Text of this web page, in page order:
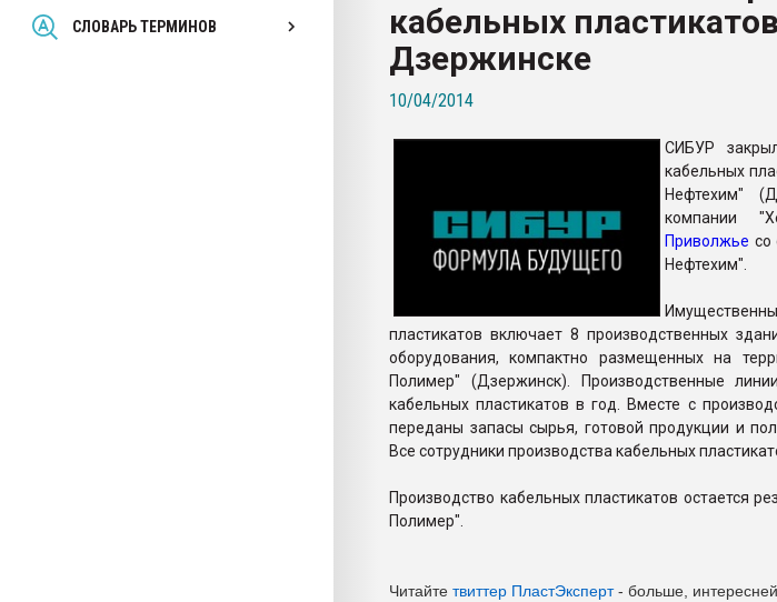
СЛОВАРЬ ТЕРМИНОВ
Всё, что касается выдува ПЭТ
бутылок
ПЕРЕЙТИ НА ФОРУМ
кабельных
Дзержинске
10/04/2014
СИБУР
кабельных
Нефтехим"
компании
Приволжье со
Нефтехим".
пластикатов включает 8 производственных
оборудования, компактно размещенных на
Полимер" (Дзержинск). Производственные
кабельных пластикатов в год. Вместе с
переданы запасы сырья, готовой продукции и
Все сотрудники производства кабельных
Производство кабельных пластикатов остается
Полимер".
Читайте твиттер ПластЭксперт- больше,